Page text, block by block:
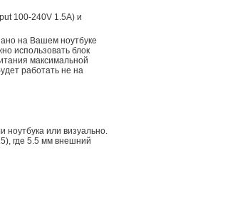
100-240V 1.5A) и
на Вашем ноутбуке
использовать блок
максимальной
работать не на
ноутбука или визуально.
где 5.5 мм внешний